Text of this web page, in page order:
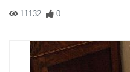
11132 0